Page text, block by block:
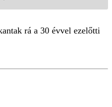
rá a 30 évvel ezelőtti